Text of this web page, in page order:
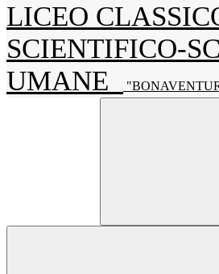
LICEO
SCIENTIFICO-
UMANE